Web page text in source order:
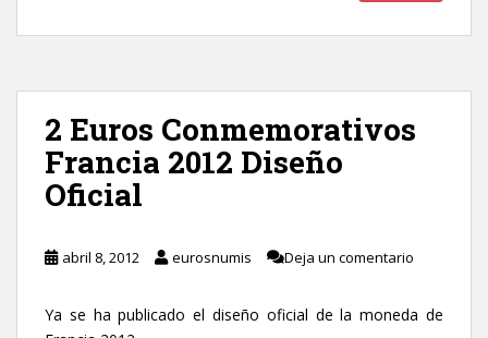
2 Euros Conmemorativos
Francia 2012 Diseño
Oficial
abril 8, 2012 eurosnumis Deja un comentario
Ya se ha publicado el diseño oficial de la moneda de